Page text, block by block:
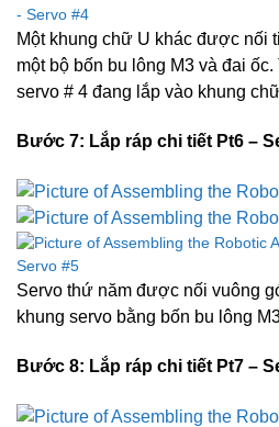
Một khung chữ U khác được nối
một bộ bốn bu lông M3 và đai
servo # 4 đang lắp vào khung
Bước 7: Lắp ráp chi tiết Pt6 –
Servo thứ năm được nối vuông
khung servo bằng bốn bu lông
Bước 8: Lắp ráp chi tiết Pt7 –